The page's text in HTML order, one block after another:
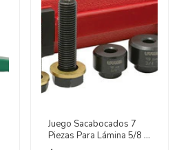
Juego Sacabocados 7
Piezas Para Lámina 5/8 A
1-1/4 Urrea